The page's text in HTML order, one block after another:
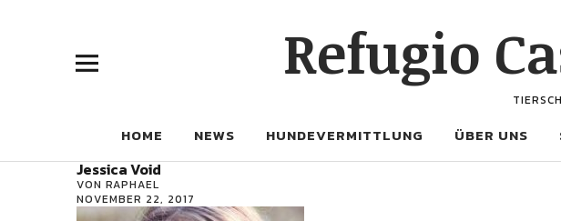
Refugio
HOME NEWS HUNDEVERMITTLUNG ÜBER UNS
Jessica Void
VON RAPHAEL
NOVEMBER 22, 2017